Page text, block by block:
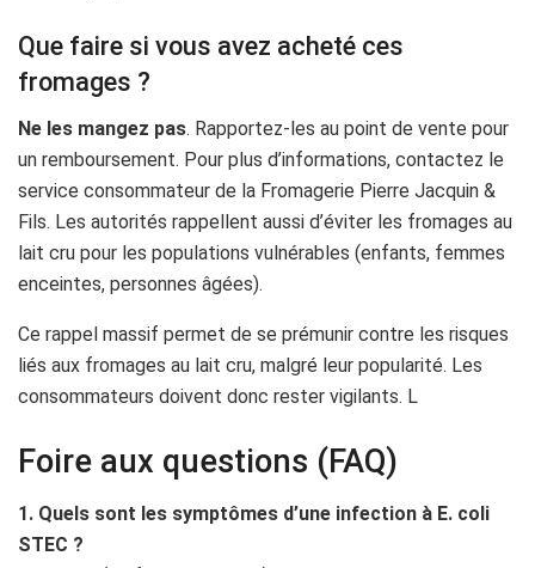
Que faire si vous avez acheté ces
fromages ?
Ne les mangez pas. Rapportez-les au point de vente pour
un remboursement. Pour plus d’informations, contactez le
service consommateur de la Fromagerie Pierre Jacquin &
Fils. Les autorités rappellent aussi d’éviter les fromages au
lait cru pour les populations vulnérables (enfants, femmes
enceintes, personnes âgées).
Ce rappel massif permet de se prémunir contre les risques
liés aux fromages au lait cru, malgré leur popularité. Les
consommateurs doivent donc rester vigilants. L
Foire aux questions (FAQ)
1. Quels sont les symptômes d’une infection à E. coli
STEC ?